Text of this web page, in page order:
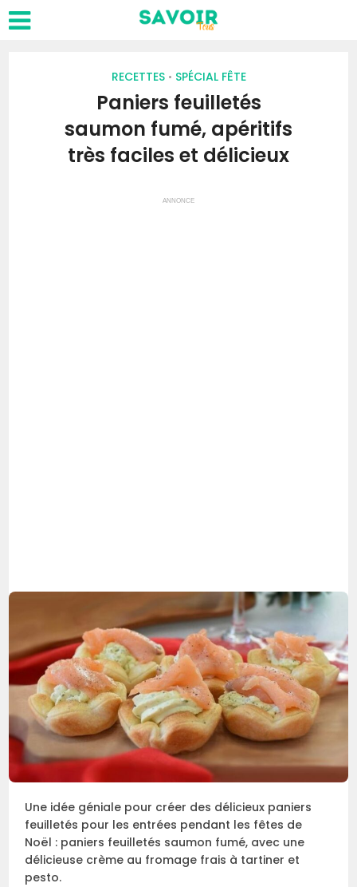
RECETTES • SPÉCIAL FÊTE
Paniers feuilletés
saumon fumé, apéritifs
très faciles et délicieux
ANNONCE
Une idée géniale pour créer des délicieux paniers
feuilletés pour les entrées pendant les fêtes de
Noël : paniers feuilletés saumon fumé, avec une
délicieuse crème au fromage frais à tartiner et
pesto.